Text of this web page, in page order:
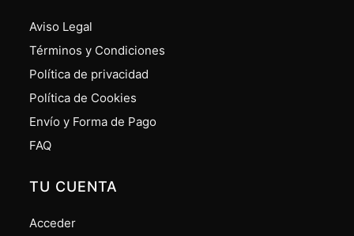
Aviso Legal
Términos y Condiciones
Política de privacidad
Política de Cookies
Envío y Forma de Pago
FAQ
TU CUENTA
Acceder